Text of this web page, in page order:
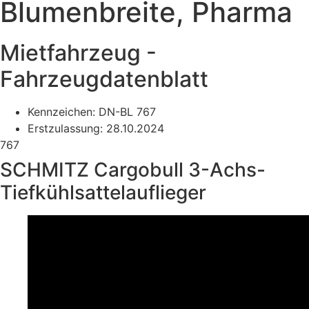
Blumenbreite, Pharma
Mietfahrzeug -
Fahrzeugdatenblatt
Kennzeichen: DN-BL 767
Erstzulassung: 28.10.2024
767
SCHMITZ Cargobull 3-Achs-
Tiefkühlsattelauflieger